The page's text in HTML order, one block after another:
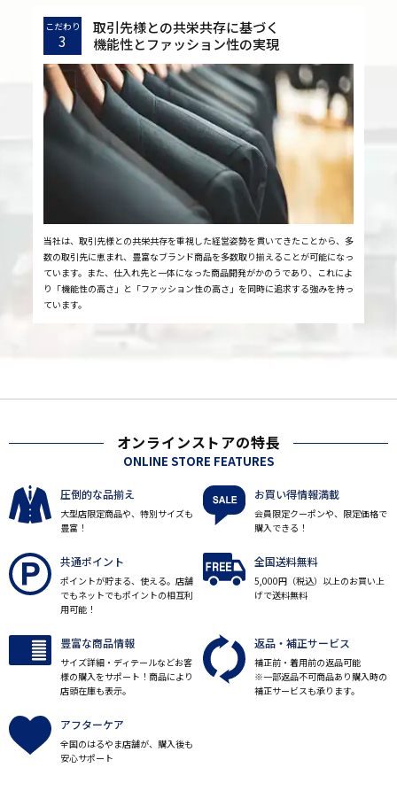
こだわり
3
取引先様との共栄共存に基づく
機能性とファッション性の実現
当社は、取引先様との共栄共存を重視した経営姿勢を貫いてきたことから、多
数の取引先に恵まれ、豊富なブランド商品を多数取り揃えることが可能になっ
ています。また、仕入れ先と一体になった商品開発がかのうであり、これによ
り「機能性の高さ」と「ファッション性の高さ」を同時に追求する強みを持っ
ています。
オンラインストアの特長
ONLINE STORE FEATURES
圧倒的な品揃え
大型店限定商品や、特別サイズも
豊富！
お買い得情報満載
会員限定クーポンや、限定価格で
購入できる！
共通ポイント
ポイントが貯まる、使える。店舗
でもネットでもポイントの相互利
用可能！
全国送料無料
5,000円（税込）以上のお買い上
げで送料無料
豊富な商品情報
サイズ詳細・ディテールなどお客
様の購入をサポート！商品により
店頭在庫も表示。
返品・補正サービス
補正前・着用前の返品可能
※一部返品不可商品あり購入時の
補正サービスも承ります。
アフターケア
全国のはるやま店舗が、購入後も
安心サポート